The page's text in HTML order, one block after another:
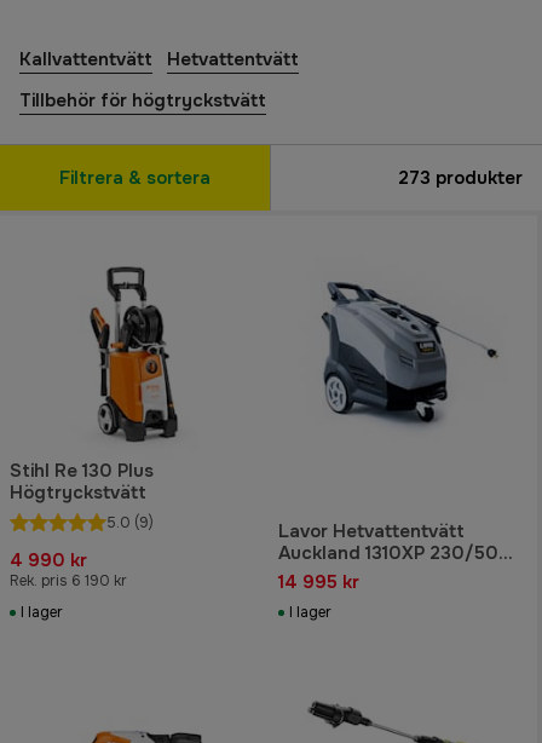
Kallvattentvätt
Hetvattentvätt
Tillbehör för högtryckstvätt
Filtrera & sortera 273 produkter
Stihl Re 130 Plus
Högtryckstvätt
5.0 (9)
4 990 kr
Rek. pris 6 190 kr
I lager
Lavor Hetvattentvätt
Auckland 1310XP 230/50
GR
14 995 kr
I lager